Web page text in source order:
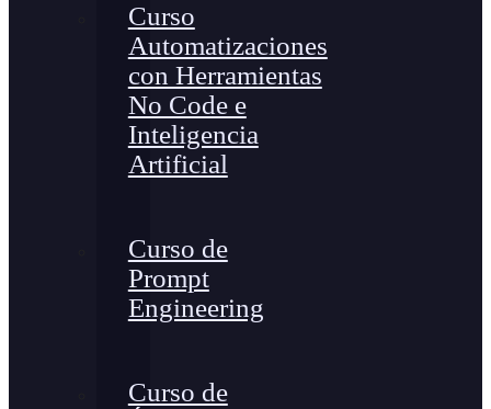
Curso
Automatizaciones
con Herramientas
No Code e
Inteligencia
Artificial
Curso de
Prompt
Engineering
Curso de